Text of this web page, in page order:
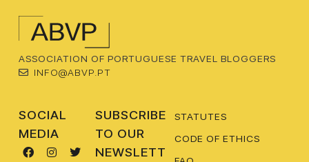
ASSOCIATION OF PORTUGUESE TRAVEL BLOGGERS
INFO@ABVP.PT
SOCIAL
MEDIA
SUBSCRIBE
TO OUR
NEWSLETT
STATUTES
CODE OF ETHICS